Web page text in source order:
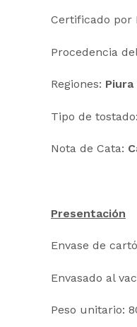
Certificado por
Procedencia
Regiones: Piura
Tipo de tostado:
Nota de Cata:
Presentación
Envase de
Envasado al
Peso unitario: